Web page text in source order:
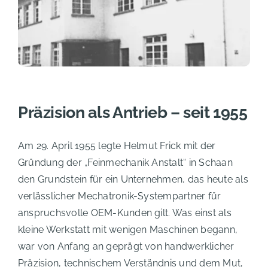
Präzision als Antrieb – seit 1955
Am 29. April 1955 legte Helmut Frick mit der
Gründung der „Feinmechanik Anstalt“ in Schaan
den Grundstein für ein Unternehmen, das heute als
verlässlicher Mechatronik-Systempartner für
anspruchsvolle OEM-Kunden gilt. Was einst als
kleine Werkstatt mit wenigen Maschinen begann,
war von Anfang an geprägt von handwerklicher
Präzision, technischem Verständnis und dem Mut,